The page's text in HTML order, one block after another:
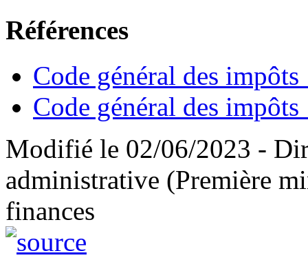
Références
Code général des
Code général des
Modifié le 02/06/2023 -
administrative (Première
finances